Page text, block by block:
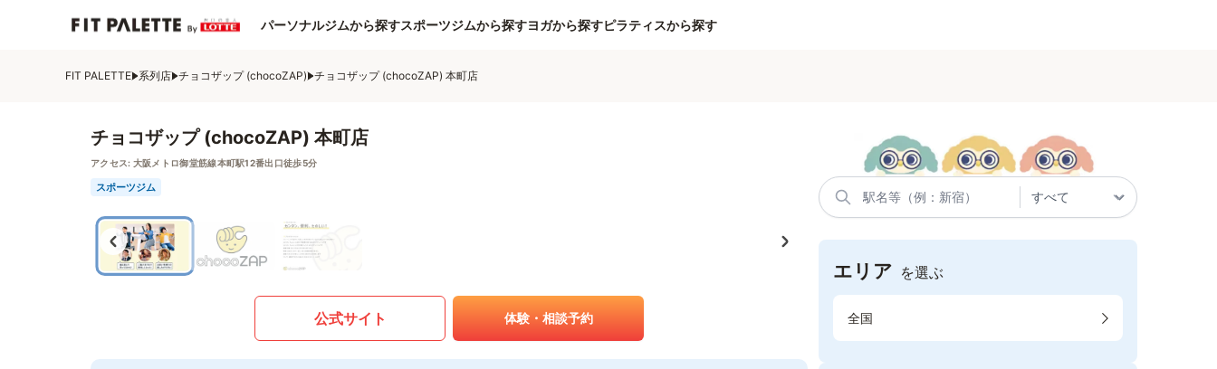
パーソナルジムから探すスポーツジムから探すヨガから探すピラティスから探す
FIT PALETTE 系列店 チョコザップ (chocoZAP) チョコザップ (chocoZAP) 本町店
チョコザップ (chocoZAP) 本町店
アクセス: 大阪メトロ御堂筋線本町駅12番出口徒歩5分
スポーツジム
公式サイト 体験・相談予約
エリア を選ぶ
全国